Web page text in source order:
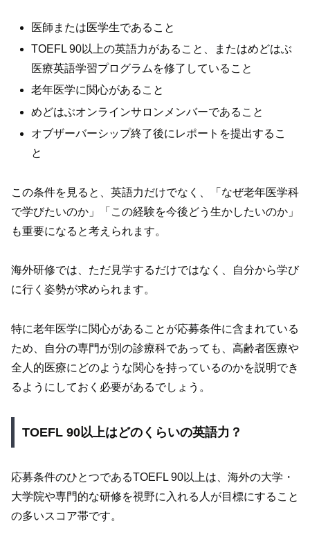
医師または医学生であること
TOEFL 90以上の英語力があること、またはめどはぶ
医療英語学習プログラムを修了していること
老年医学に関心があること
めどはぶオンラインサロンメンバーであること
オブザーバーシップ終了後にレポートを提出するこ
と
この条件を見ると、英語力だけでなく、「なぜ老年医学科
で学びたいのか」「この経験を今後どう生かしたいのか」
も重要になると考えられます。
海外研修では、ただ見学するだけではなく、自分から学び
に行く姿勢が求められます。
特に老年医学に関心があることが応募条件に含まれている
ため、自分の専門が別の診療科であっても、高齢者医療や
全人的医療にどのような関心を持っているのかを説明でき
るようにしておく必要があるでしょう。
TOEFL 90以上はどのくらいの英語力？
応募条件のひとつであるTOEFL 90以上は、海外の大学・
大学院や専門的な研修を視野に入れる人が目標にすること
の多いスコア帯です。